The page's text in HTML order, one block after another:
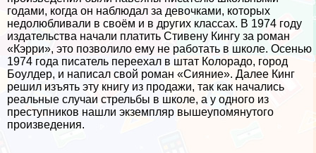
годами, когда он наблюдал за дeвoчками, которых
недолюбливали в своём и в других классах. В 1974 году
издательства начали платить Стивену Кингу за роман
«Кэрри», это позволило ему не работать в школе. Осенью
1974 года писатель переехал в штат Колорадо, город
Боулдер, и написал свой роман «Сияние». Далее Кинг
решил изъять эту книгу из продажи, так как начались
реальные случаи стрельбы в школе, а у одного из
преступников нашли экземпляр вышеупомянутого
произведения.